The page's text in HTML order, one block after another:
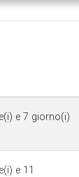
e 7 giorno(i)
e 11